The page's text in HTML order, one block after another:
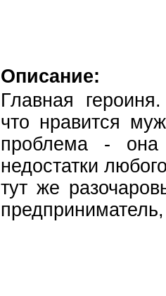
Описание:
Главная
что нравится
проблема - она
недостатки
тут же